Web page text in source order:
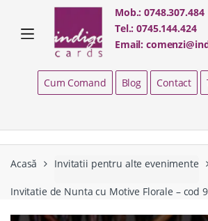
navigation
content
Mob.:0748.307.484
Tel.:0745.144.424
Email:
Cum Comand Blog Contact
Acasă Invitatii pentru alte evenimente
Invitatie de Nunta cu Motive Florale – cod